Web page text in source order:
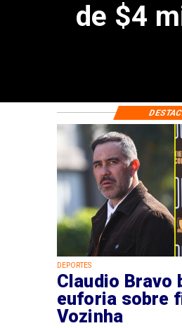
DEPORTES
Claudio Bravo
euforia sobre
Vozinha